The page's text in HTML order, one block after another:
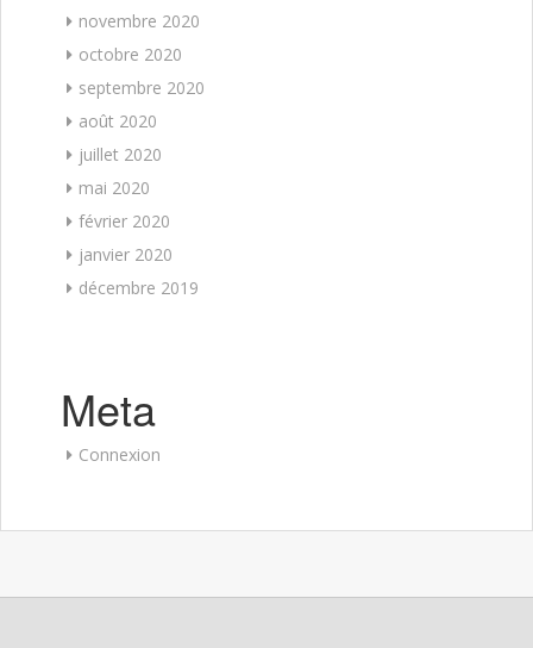
novembre 2020
octobre 2020
septembre 2020
août 2020
juillet 2020
mai 2020
février 2020
janvier 2020
décembre 2019
Meta
Connexion